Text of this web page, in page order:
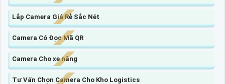
Lắp Camera Giá Rẻ Sắc Nét
Camera Có Đọc Mã QR
Camera Cho xe nâng
Tư Vấn Chọn Camera Cho Kho Logistics